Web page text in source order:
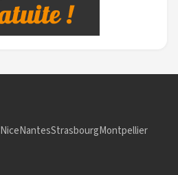
NiceNantesStrasbourgMontpellier